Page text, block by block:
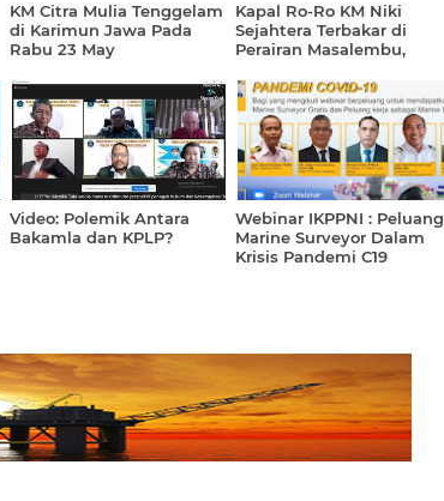
KM Citra Mulia Tenggelam
di Karimun Jawa Pada
Rabu 23 May
Kapal Ro-Ro KM Niki
Sejahtera Terbakar di
Perairan Masalembu,
Selamat
Video: Polemik Antara
Bakamla dan KPLP?
Webinar IKPPNI : Peluang
Marine Surveyor Dalam
Krisis Pandemi C19